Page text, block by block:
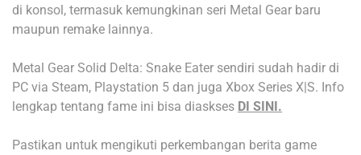
di konsol, termasuk kemungkinan seri Metal Gear baru
maupun remake lainnya.
Metal Gear Solid Delta: Snake Eater sendiri sudah hadir di
PC via Steam, Playstation 5 dan juga Xbox Series X|S. Info
lengkap tentang fame ini bisa diaskses DI SINI.
Pastikan untuk mengikuti perkembangan berita game